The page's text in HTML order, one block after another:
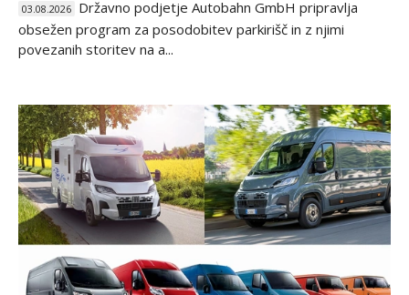
03.08.2026 Državno podjetje Autobahn GmbH pripravlja
obsežen program za posodobitev parkirišč in z njimi
povezanih storitev na a...